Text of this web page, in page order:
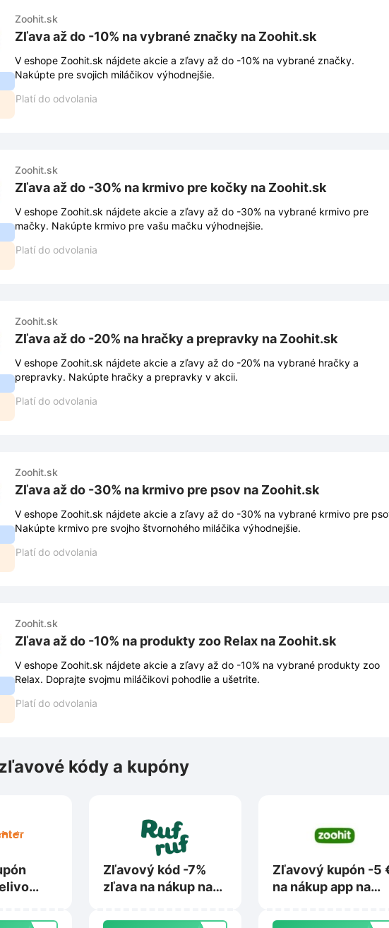
Zoohit.sk
Zľava až do -10% na vybrané značky na Zoohit.sk
V eshope Zoohit.sk nájdete akcie a zľavy až do -10% na vybrané značky.
Nakúpte pre svojich miláčikov výhodnejšie.
Platí do odvolania
Zoohit.sk
Zľava až do -30% na krmivo pre kočky na Zoohit.sk
V eshope Zoohit.sk nájdete akcie a zľavy až do -30% na vybrané krmivo pre
mačky. Nakúpte krmivo pre vašu mačku výhodnejšie.
Platí do odvolania
Zoohit.sk
Zľava až do -20% na hračky a prepravky na Zoohit.sk
V eshope Zoohit.sk nájdete akcie a zľavy až do -20% na vybrané hračky a
prepravky. Nakúpte hračky a prepravky v akcii.
Platí do odvolania
Zoohit.sk
Zľava až do -30% na krmivo pre psov na Zoohit.sk
V eshope Zoohit.sk nájdete akcie a zľavy až do -30% na vybrané krmivo pre
Nakúpte krmivo pre svojho štvornohého miláčika výhodnejšie.
Platí do odvolania
Zoohit.sk
Zľava až do -10% na produkty zoo Relax na Zoohit.sk
V eshope Zoohit.sk nájdete akcie a zľavy až do -10% na vybrané produkty zoo
Relax. Doprajte svojmu miláčikovi pohodlie a ušetrite.
Platí do odvolania
kódy a kupóny
Zľavový kód -7%
zľava na nákup na
Zľavový kupón -5
na nákup app na